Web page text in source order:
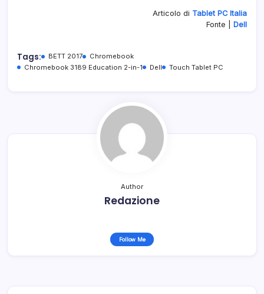
Articolo di Tablet PC Italia
Fonte |
Dell
Tags: BETT 2017
Chromebook
Chromebook 3189 Education 2-in-1
Dell Touch Tablet PC
Author
Redazione
Follow Me